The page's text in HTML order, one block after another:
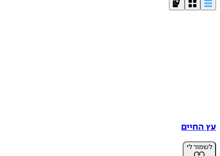
עץ החיים
לשמור לי